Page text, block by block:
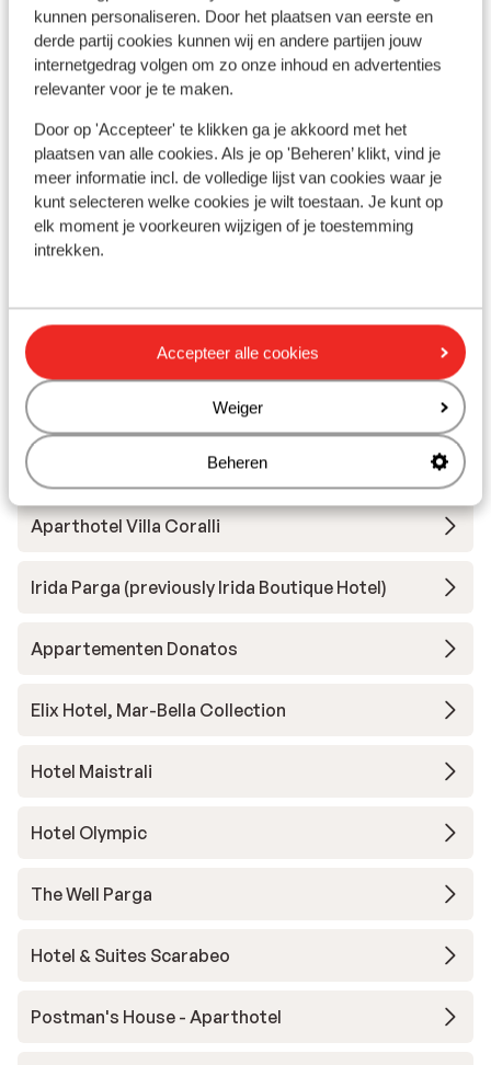
kunnen personaliseren. Door het plaatsen van eerste en
derde partij cookies kunnen wij en andere partijen jouw
internetgedrag volgen om zo onze inhoud en advertenties
relevanter voor je te maken.
Door op 'Accepteer' te klikken ga je akkoord met het
plaatsen van alle cookies. Als je op 'Beheren’ klikt, vind je
meer informatie incl. de volledige lijst van cookies waar je
kunt selecteren welke cookies je wilt toestaan. Je kunt op
elk moment je voorkeuren wijzigen of je toestemming
intrekken.
Accepteer alle cookies
Weiger
Beheren
Parga Epirus (Parga) Griekenland
Aan het Lichnos-strand
Modern en stijlvol hotel
Sfeervolle beachbar
Do 8 Okt. - Di 13 Okt.
Halfpension
vanaf prijs p.p.
€ 816
Andere accommodaties in Epirus
(Parga)
Aparthotel Villa Coralli
Irida Parga (previously Irida Boutique Hotel)
Appartementen Donatos
Elix Hotel, Mar-Bella Collection
Hotel Maistrali
Hotel Olympic
The Well Parga
Hotel & Suites Scarabeo
Postman's House - Aparthotel